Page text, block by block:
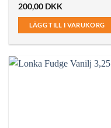
200,00 DKK
LÄGG TILL I VARUKORG